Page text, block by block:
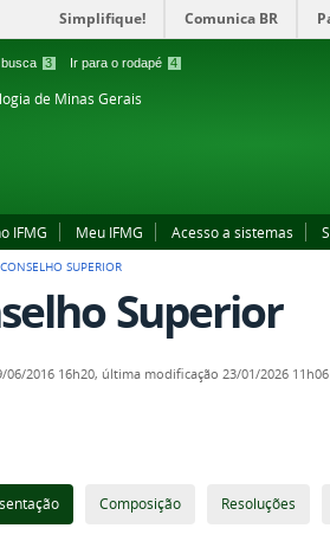
3 Ir para o rodapé 4
Simplifique! Comunica BR
de Minas Gerais
IFMG Meu IFMG Acesso a sistemas
CONSELHO SUPERIOR
Superior
06/2016 16h20, última modificação 23/01/2026 11h06
Composição Resoluções